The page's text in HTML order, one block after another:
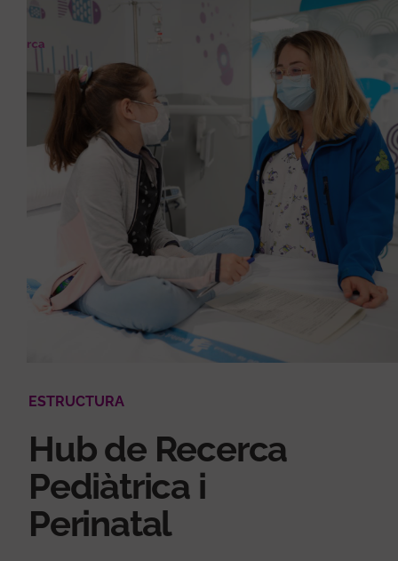
ESTRUCTURA
Hub de Recerca
Pediàtrica i
Perinatal